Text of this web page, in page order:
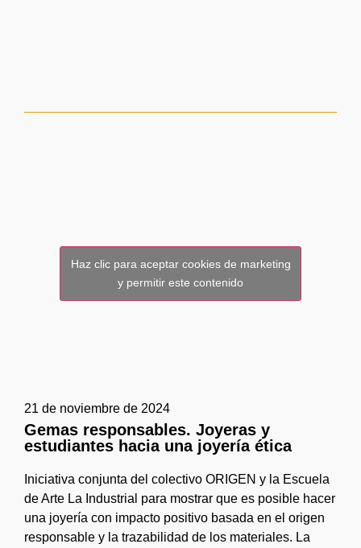
Haz clic para aceptar cookies de marketing
y permitir este contenido
21 de noviembre de 2024
Gemas responsables. Joyeras y
estudiantes hacia una joyería ética
Iniciativa conjunta del colectivo ORIGEN y la Escuela
de Arte La Industrial para mostrar que es posible hacer
una joyería con impacto positivo basada en el origen
responsable y la trazabilidad de los materiales. La